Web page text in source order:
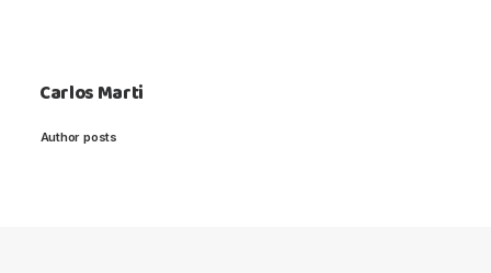
Carlos Marti
Author posts